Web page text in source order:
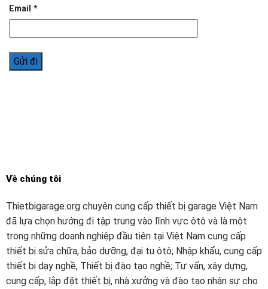
Email *
Về chúng tôi
Thietbigarage.org chuyên cung cấp thiết bị garage Việt Nam
đã lựa chọn hướng đi tập trung vào lĩnh vực ôtô và là một
trong những doanh nghiệp đầu tiên tại Việt Nam cung cấp
thiết bị sửa chữa, bảo dưỡng, đại tu ôtô; Nhập khẩu, cung cấp
thiết bị dạy nghề, Thiết bị đào tạo nghề; Tư vấn, xây dựng,
cung cấp, lắp đặt thiết bị, nhà xưởng và đào tạo nhân sự cho